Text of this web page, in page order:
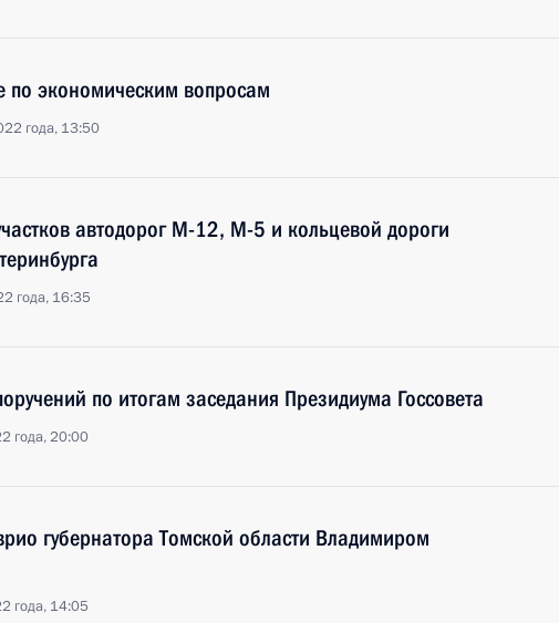
по экономическим вопросам
года, 13:50
автодорог М-12, М-5 и кольцевой дороги
года, 16:35
по итогам заседания Президиума Госсовета
года, 20:00
губернатора Томской области Владимиром
года, 14:05